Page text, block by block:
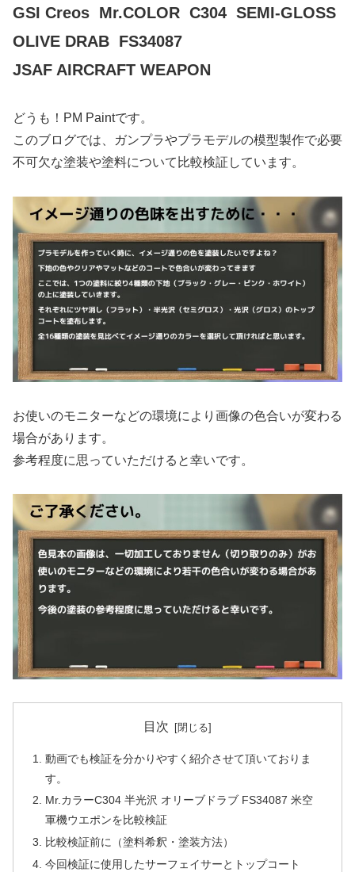
GSI Creos Mr.COLOR C304 SEMI-GLOSS
OLIVE DRAB FS34087
JSAF AIRCRAFT WEAPON
どうも！PM Paintです。
このブログでは、ガンプラやプラモデルの模型製作で必要
不可欠な塗装や塗料について比較検証しています。
お使いのモニターなどの環境により画像の色合いが変わる
場合があります。
参考程度に思っていただけると幸いです。
目次
動画でも検証を分かりやすく紹介させて頂いておりま
す。
Mr.カラーC304 半光沢 オリーブドラブ FS34087 米空
軍機ウエポンを比較検証
比較検証前に（塗料希釈・塗装方法）
今回検証に使用したサーフェイサーとトップコート